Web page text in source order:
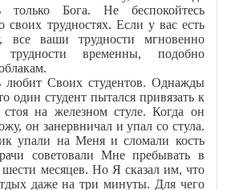
только Бога. Не беспокойтесь
трудностях. Если у вас есть
все ваши трудности мгновенно
трудности временны, подобно
Своих студентов. Однажды
один студент пытался привязать к
стоя на железном стуле. Когда он
он занервничал и упал со стула.
упали на Меня и сломали кость
советовали Мне пребывать в
шести месяцев. Но Я сказал им, что
даже на три минуты. Для чего